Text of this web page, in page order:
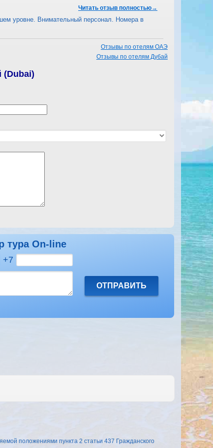
Читать отзыв полностью→
уровне. Внимательный персонал. Номера в
Отзывы по отелям ОАЭ
Отзывы по отелям Дубай
(Dubai)
тура On-line
+7
положениями пункта 2 статьи 437 Гражданского